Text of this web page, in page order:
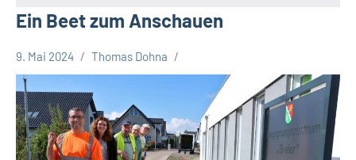
Ein Beet zum Anschauen
Leopoldshöhe
Themen
9. Mai 2024 Thomas Dohna